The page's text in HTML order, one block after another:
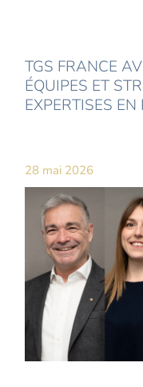
TGS FRANCE
ÉQUIPES ET
EXPERTISES EN
28 mai 2026